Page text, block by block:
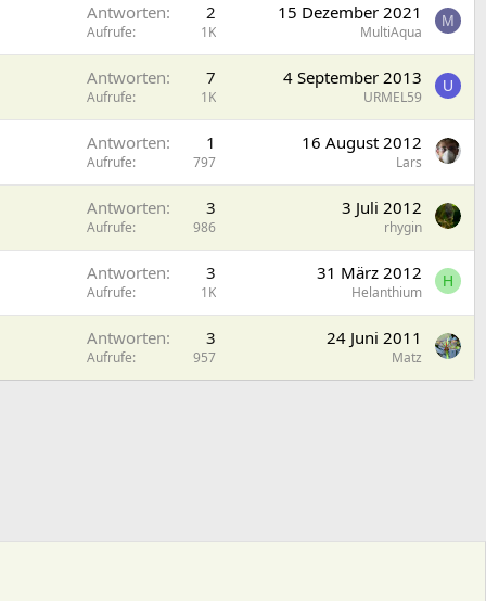
Antworten 2
Aufrufe 1K
15 Dezember 2021
MultiAqua
M
Antworten 7
Aufrufe 1K
4 September 2013
URMEL59
U
Antworten 1
Aufrufe 797
16 August 2012
Lars
Antworten 3
Aufrufe 986
3 Juli 2012
rhygin
Antworten 3
Aufrufe 1K
31 März 2012
Helanthium
H
Antworten 3
Aufrufe 957
24 Juni 2011
Matz